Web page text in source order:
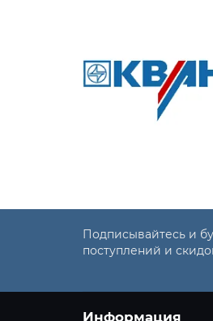
Подписывайтесь и
поступлений и
Информация